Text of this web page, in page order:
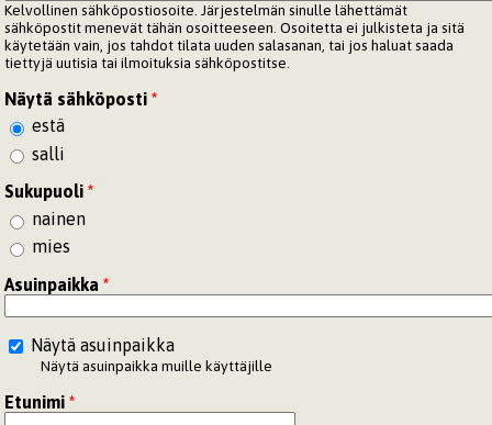
Kelvollinen sähköpostiosoite. Järjestelmän sinulle lähettämät
sähköpostit menevät tähän osoitteeseen. Osoitetta ei julkisteta ja sitä
käytetään vain, jos tahdot tilata uuden salasanan, tai jos haluat saada
tiettyjä uutisia tai ilmoituksia sähköpostitse.
Näytä sähköposti*
estä
salli
Sukupuoli*
nainen
mies
Asuinpaikka*
Näytä asuinpaikka
Näytä asuinpaikka muille käyttäjille
Etunimi*